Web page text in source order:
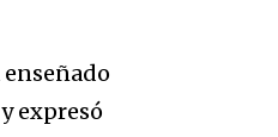
expresó